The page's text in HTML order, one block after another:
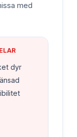
med
dyr